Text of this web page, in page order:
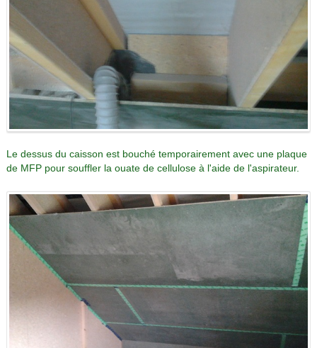
Le dessus du caisson est bouché temporairement avec une plaque
de MFP pour souffler la ouate de cellulose à l'aide de l'aspirateur.